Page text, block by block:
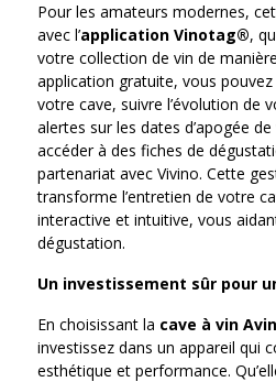
Pour les amateurs modernes,
avec l’application Vinotag®,
votre collection de vin de
application gratuite, vous
votre cave, suivre l’évolution de
alertes sur les dates d’apogée
accéder à des fiches de
partenariat avec Vivino. Cette
transforme l’entretien de votre
interactive et intuitive, vous
dégustation.
Un investissement sûr pour
En choisissant la cave à vin
investissez dans un appareil qui
esthétique et performance.